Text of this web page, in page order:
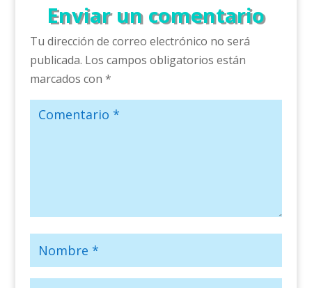
Enviar un comentario
Tu dirección de correo electrónico no será
publicada. Los campos obligatorios están
marcados con *